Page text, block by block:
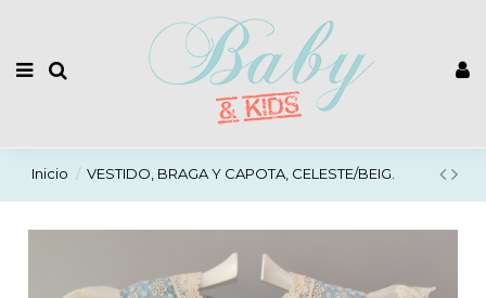
Inicio VESTIDO, BRAGA Y CAPOTA, CELESTE/BEIG.